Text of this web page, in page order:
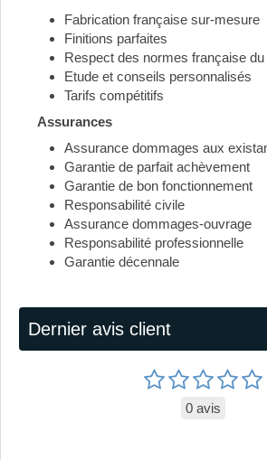
Fabrication française sur-mesure
Finitions parfaites
Respect des normes française
Etude et conseils personnalisés
Tarifs compétitifs
Assurances
Assurance dommages aux
Garantie de parfait achèvement
Garantie de bon fonctionnement
Responsabilité civile
Assurance dommages-ouvrage
Responsabilité professionnelle
Garantie décennale
Dernier avis client
0 avis